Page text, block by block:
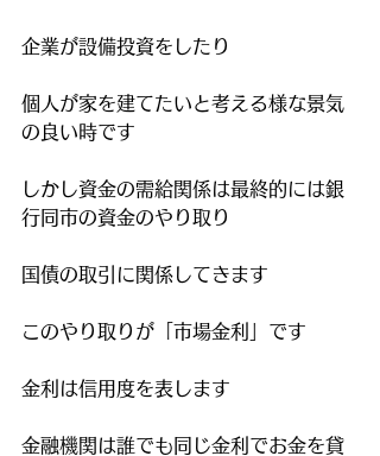
企業が設備投資をしたり
個人が家を建てたいと考える様な景気
の良い時です
しかし資金の需給関係は最終的には銀
行同市の資金のやり取り
国債の取引に関係してきます
このやり取りが「市場金利」です
金利は信用度を表します
金融機関は誰でも同じ金利でお金を貸